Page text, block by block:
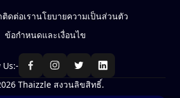
ติดต่อเรานโยบายความเป็นส่วนตัว
ข้อกำหนดและเงื่อนไข
Us:-
Thaizzle สงวนลิขสิทธิ์.